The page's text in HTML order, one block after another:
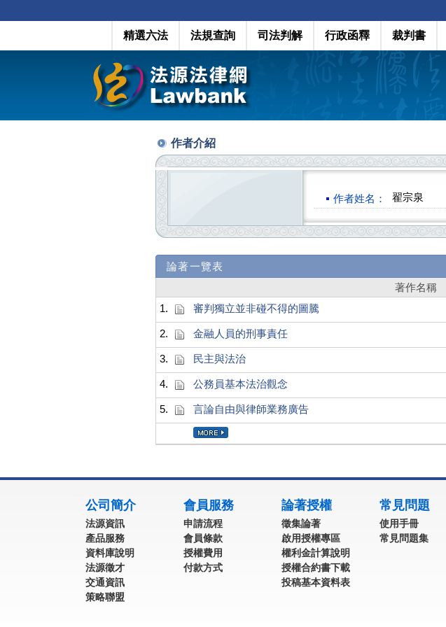
精選六法 法規查詢 司法判解 行政函釋 裁判書
作者介紹
作者姓名： 翟宗泉
論著一覽表
著作名稱
1.
審判獨立並非碰不得的圖騰
2. 金融人員的刑事責任
3. 民主與法治
4. 公務員基本法治觀念
5. 言論自由與律師業務廣告
公司簡介
法源資訊
產品服務
資料庫說明
法源徵才
交通資訊
策略聯盟
會員服務
申請流程
會員條款
授權費用
付款方式
論著授權
徵集論著
啟用授權專區
權利金計算說明
授權合約書下載
投稿基本資料表
常見問題
使用手冊
常見問題集